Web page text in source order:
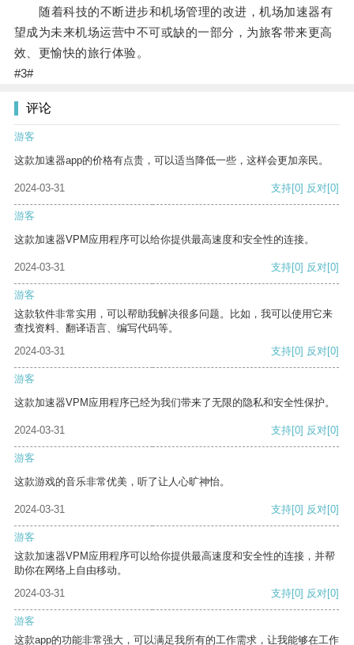
随着科技的不断进步和机场管理的改进，机场加速器有
望成为未来机场运营中不可或缺的一部分，为旅客带来更高
效、更愉快的旅行体验。
#3#
评论
游客
这款加速器app的价格有点贵，可以适当降低一些，这样会更加亲民。
2024-03-31 支持[0] 反对[0]
游客
这款加速器VPM应用程序可以给你提供最高速度和安全性的连接。
2024-03-31 支持[0] 反对[0]
游客
这款软件非常实用，可以帮助我解决很多问题。比如，我可以使用它来
查找资料、翻译语言、编写代码等。
2024-03-31
支持[0] 反对[0]
游客
这款加速器VPM应用程序已经为我们带来了无限的隐私和安全性保护。
2024-03-31 支持[0] 反对[0]
游客
这款游戏的音乐非常优美，听了让人心旷神怡。
2024-03-31 支持[0] 反对[0]
游客
这款加速器VPM应用程序可以给你提供最高速度和安全性的连接，并帮
助你在网络上自由移动。
2024-03-31
支持[0] 反对[0]
游客
这款app的功能非常强大，可以满足我所有的工作需求，让我能够在工作